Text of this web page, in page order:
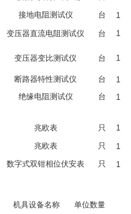
接地电阻测试仪 台
1
变压器直流电阻测试仪 台 1
变压器变比测试仪 台 1
断路器特性测试仪 台
1
绝缘电阻测试仪 台 1
兆欧表 只 1
兆欧表 只 1
数字式双钳相位伏安表 只 1
机具设备名称 单位数量